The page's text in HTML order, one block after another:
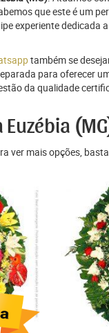
que este é um
experiente dedicada
também se
para oferecer
da qualidade
ver mais opções,